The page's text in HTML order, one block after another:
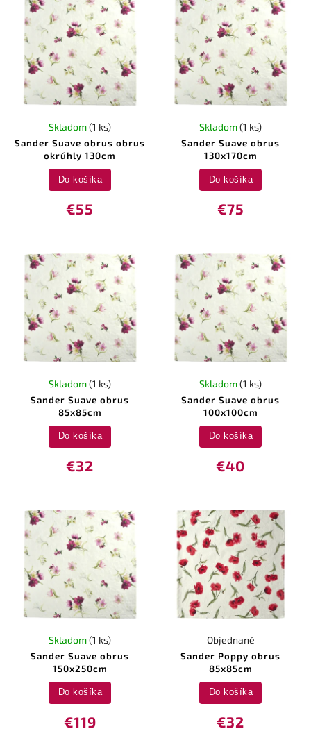
Sander Suave obrus obrus
okrúhly 130cm
Skladom(1 ks)
€55
Do košíka
Sander Suave obrus
130x170cm
Skladom(1 ks)
€75
Do košíka
Sander Suave obrus
85x85cm
Skladom(1 ks)
€32
Do košíka
Sander Suave obrus
100x100cm
Skladom(1 ks)
€40
Do košíka
Sander Suave obrus
150x250cm
Skladom(1 ks)
€119
Do košíka
Sander Poppy obrus
85x85cm
Objednané
€32
Do košíka